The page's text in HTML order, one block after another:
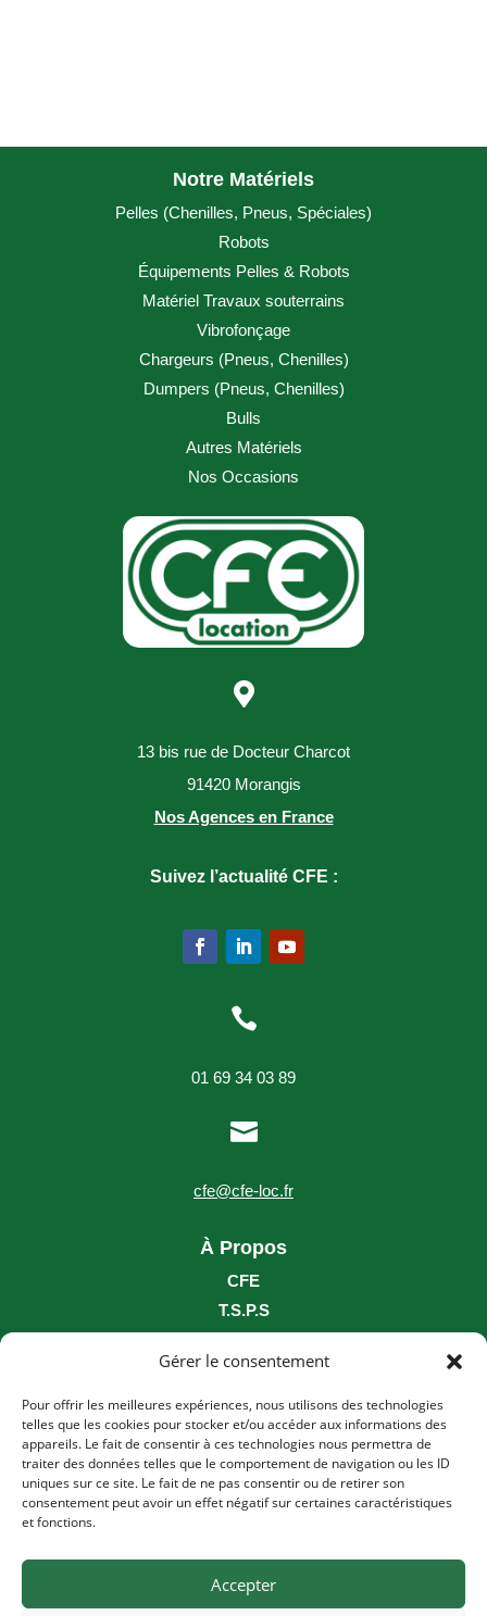
Gérer le consentement
Pour offrir les meilleures expériences, nous utilisons des technologies
telles que les cookies pour stocker et/ou accéder aux informations des
appareils. Le fait de consentir à ces technologies nous permettra de
traiter des données telles que le comportement de navigation ou les ID
uniques sur ce site. Le fait de ne pas consentir ou de retirer son
consentement peut avoir un effet négatif sur certaines caractéristiques
et fonctions.
Accepter
Notre Matériels
Pelles (Chenilles, Pneus, Spéciales)
Robots
Équipements Pelles & Robots
Matériel Travaux souterrains
Vibrofonçage
Chargeurs (Pneus, Chenilles)
Dumpers (Pneus, Chenilles)
Bulls
Autres Matériels
Nos Occasions

13 bis rue de Docteur Charcot
91420 Morangis
Nos Agences en France
Suivez l’actualité CFE :

01 69 34 03 89

cfe@cfe-loc.fr
À Propos
CFE
T.S.P.S
Photothèque / Vidéothèque
Brochure
___
Conditions générales et assurances
Principes généraux de location